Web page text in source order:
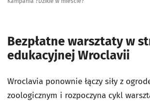
Bezpłatne warsztaty w
edukacyjnej Wroclavii
Wroclavia ponownie łączy siły z
zoologicznym i rozpoczyna cykl